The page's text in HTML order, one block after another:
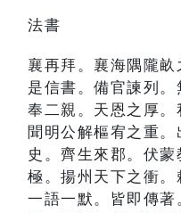
法書
襄再拜。襄海隅隴
是信書。備官諫列
奉二親。天恩之厚
聞明公解樞宥之重
史。齊生來郡。伏
極。揚州天下之衝。
一語一默。皆即傳著